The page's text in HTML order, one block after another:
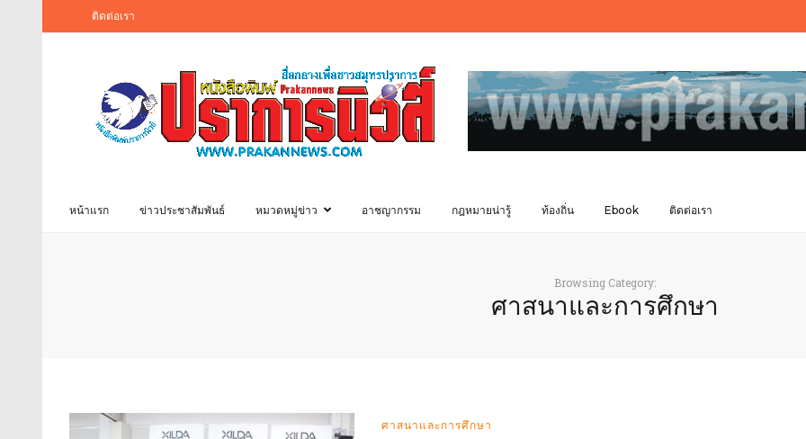
ติดต่อเรา
หน้าแรก ข่าวประชาสัมพันธ์ หมวดหมู่ข่าว อาชญากรรม กฎหมายน่ารู้ ท้องถิ่น Ebook ติดต่อเรา
Browsing Category:
ศาสนาและการศึกษา
ศาสนาและการศึกษา